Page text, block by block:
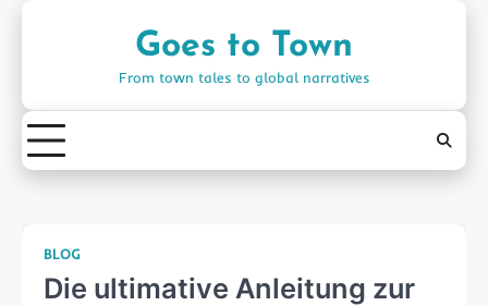
Goes to Town
From town tales to global narratives
BLOG
Die ultimative Anleitung zur